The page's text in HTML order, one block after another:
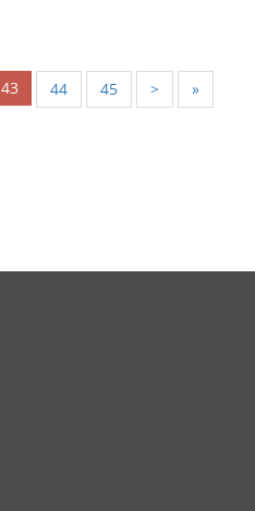
43 44 45 > »